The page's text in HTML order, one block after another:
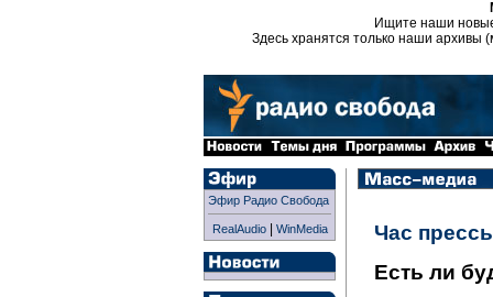
Ищите наши
Здесь хранятся только наши архивы
Эфир Радио Свобода
RealAudio| WinMedia
Час
Есть ли